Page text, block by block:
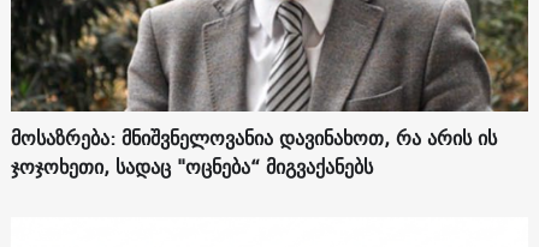
მოსაზრება: მნიშვნელოვანია დავინახოთ, რა არის ის
ჯოჯოხეთი, სადაც "ოცნება“ მიგვაქანებს